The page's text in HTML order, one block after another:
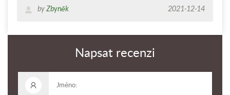
byZbyněk 2021-12-14
Napsat recenzi